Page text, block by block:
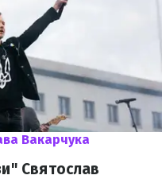
Вакарчука
Святослав